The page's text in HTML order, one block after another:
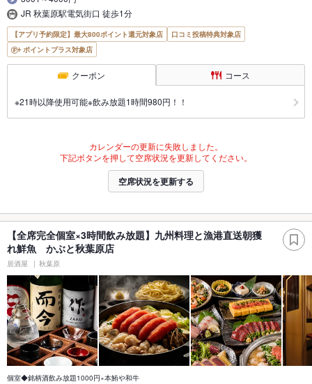
JR 秋葉原駅電気街口 徒歩1分
【アプリ予約限定】最大800ポイント還元対象店
口コミ投稿特典対象店
ポイントプラス対象店
クーポン コース
※21時以降使用可能※飲み放題1時間980円！！
カレンダーの更新に失敗しました。
下記ボタンを押して空席状況を更新してください。
空席状況を更新する
【全席完全個室×3時間飲み放題】九州料理と漁港直送朝獲
れ鮮魚 かぶと秋葉原店
居酒屋 秋葉原
個室◆銘柄酒飲み放題1000円×本鮪や和牛